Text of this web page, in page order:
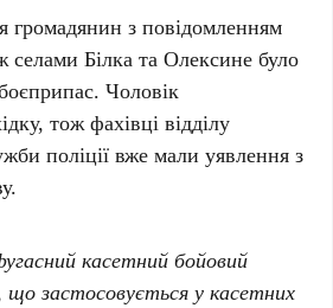
громадянин з повідомленням
селами Білка та Олексине було
Чоловік
тож фахівці відділу
поліції вже мали уявлення з
касетний бойовий
застосовується у касетних